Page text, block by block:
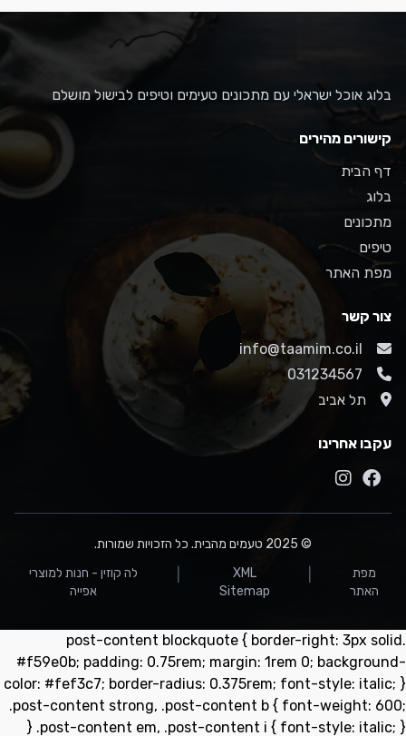
בלוג אוכל ישראלי עם מתכונים טעימים וטיפים לבישול מושלם
קישורים מהירים
דף הבית
בלוג
מתכונים
טיפים
מפת האתר
צור קשר
info@taamim.co.il
031234567
תל אביב
עקבו אחרינו
© 2025 טעמים מהבית. כל הזכויות שמורות.
מפת
האתר
XML
Sitemap
לה קוזין - חנות למוצרי
אפייה
.post-content blockquote { border-right: 3px solid
#f59e0b; padding: 0.75rem; margin: 1rem 0; background-
color: #fef3c7; border-radius: 0.375rem; font-style: italic; }
.post-content strong, .post-content b { font-weight: 600;
} .post-content em, .post-content i { font-style: italic; }